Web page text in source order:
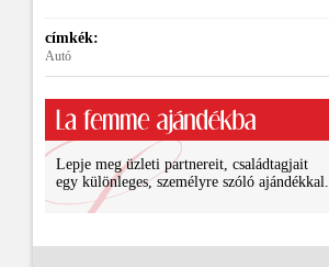
címkék:
Autó
Lepje meg üzleti partnereit, családtagjait
egy különleges, személyre szóló ajándékkal.